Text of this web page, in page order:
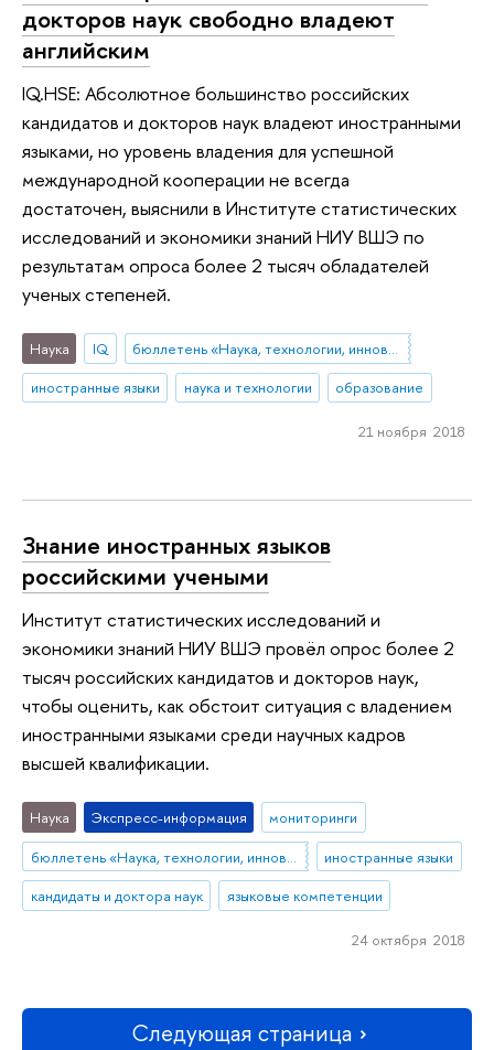
докторов наук свободно владеют
английским
IQ.HSE: Абсолютное большинство российских
кандидатов и докторов наук владеют иностранными
языками, но уровень владения для успешной
международной кооперации не всегда
достаточен, выяснили в Институте статистических
исследований и экономики знаний НИУ ВШЭ по
результатам опроса более 2 тысяч обладателей
ученых степеней.
Наука IQ
бюллетень «Наука, технологии, инновации»
иностранные языки
наука и технологии образование
21 ноября 2018
Знание иностранных языков
российскими учеными
Институт статистических исследований и
экономики знаний НИУ ВШЭ провёл опрос более 2
тысяч российских кандидатов и докторов наук,
чтобы оценить, как обстоит ситуация с владением
иностранными языками среди научных кадров
высшей квалификации.
Наука Экспресс-информация
мониторинги
иностранные языки
кандидаты и доктора наук
языковые компетенции
24 октября 2018
Следующая страница